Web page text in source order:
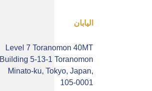
اليابان
Level 7 Toranomon 40MT
Building 5-13-1 Toranomon
Minato-ku, Tokyo, Japan,
105-0001